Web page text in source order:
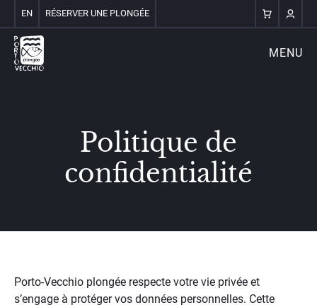
EN RÉSERVER UNE PLONGÉE
MENU
Politique de
confidentialité
Porto-Vecchio plongée respecte votre vie privée et
s’engage à protéger vos données personnelles. Cette